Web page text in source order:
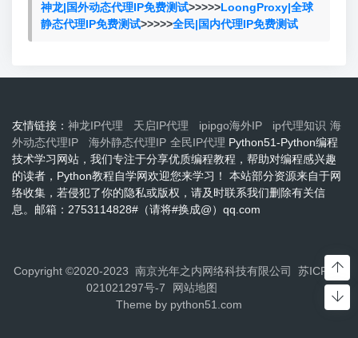
神龙|国外动态代理IP免费测试>>>>>LoongProxy|全球
静态代理IP免费测试>>>>>全民|国内代理IP免费测试
友情链接： 神龙IP代理 天启IP代理 ipipgo海外IP ip代理知识 海
外动态代理IP
海外静态代理IP 全民IP代理 Python51-Python编程
技术学习网站，我们专注于分享优质编程教程，帮助对编程感兴趣
的读者，Python教程自学网欢迎您来学习！ 本站部分资源来自于网
络收集，若侵犯了你的隐私或版权，请及时联系我们删除有关信
息。邮箱：2753114828#（请将#换成@）qq.com
Copyright ©2020-2023 南京光年之内网络科技有限公司 苏ICP备2
021021297号-7
网站地图
Theme by python51.com